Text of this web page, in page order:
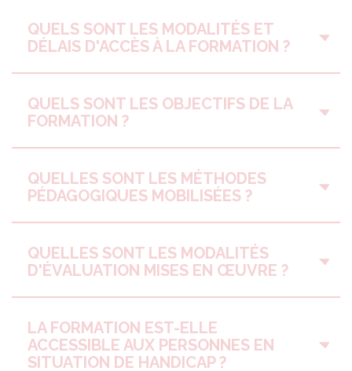
QUELS SONT LES MODALITÉS ET
DÉLAIS D'ACCÈS À LA FORMATION ?
QUELS SONT LES OBJECTIFS DE LA
FORMATION ?
QUELLES SONT LES MÉTHODES
PÉDAGOGIQUES MOBILISÉES ?
QUELLES SONT LES MODALITÉS
D'ÉVALUATION MISES EN ŒUVRE ?
LA FORMATION EST-ELLE
ACCESSIBLE AUX PERSONNES EN
SITUATION DE HANDICAP ?